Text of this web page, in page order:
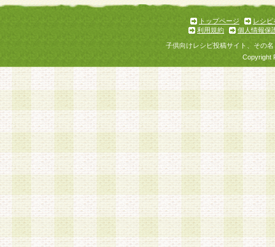
お問い合わせ・ご相談への対応ができない場合
トップページ
レシピ
利用規約
個人情報保
子供向けレシピ投稿サイト、その
Copyright